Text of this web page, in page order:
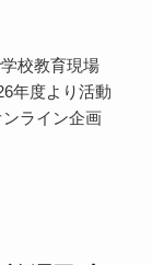
校教育現場
年度より活動
ライン企画